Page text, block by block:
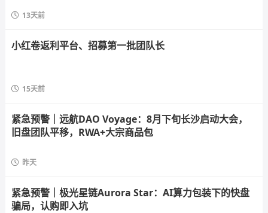
13天前
小红卷返利平台、招募第一批团队长
15天前
紧急预警｜远航DAO Voyage：8月下旬长沙启动大会，
旧盘团队平移，RWA+大宗商品包
昨天
紧急预警｜极光星链Aurora Star：AI算力包装下的快盘
骗局，认购即入坑